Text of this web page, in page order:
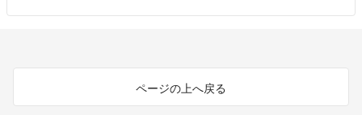
ページの上へ戻る